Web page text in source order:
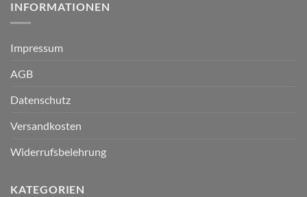
INFORMATIONEN
Impressum
AGB
Datenschutz
Versandkosten
Widerrufsbelehrung
KATEGORIEN